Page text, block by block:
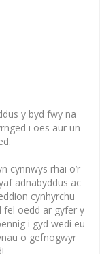
y byd fwy na
i oes aur un
cynnwys rhai o’r
adnabyddus ac
cynhyrchu
fel oedd ar gyfer y
i gyd wedi eu
o gefnogwyr